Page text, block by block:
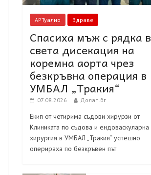
АРТуално Здраве
Спасиха мъж с рядка в
света дисекация на
коремна аорта чрез
безкръвна операция в
УМБАЛ „Тракия“
07.08.2026 Долап.бг
Екип от четирима съдови хирурзи от
Клиниката по съдова и ендоваскуларна
хирургия в УМБАЛ „Тракия“ успешно
оперираха по безкръвен път